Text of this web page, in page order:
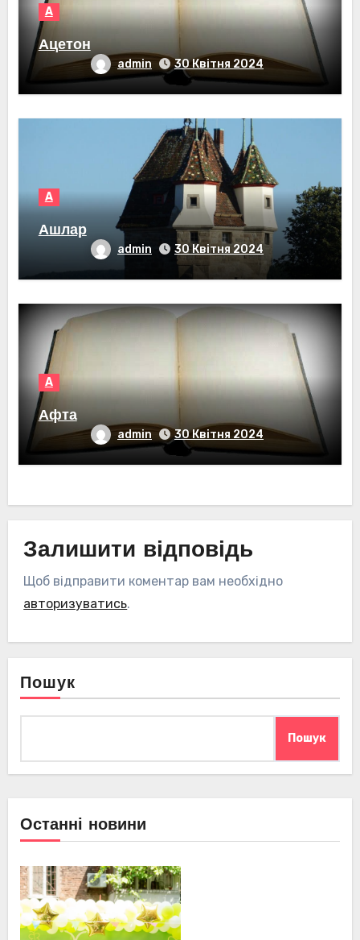
А
Ацетон
admin 30 Квітня 2024
А
Ашлар
admin 30 Квітня 2024
А
Афта
admin 30 Квітня 2024
Залишити відповідь
Щоб відправити коментар вам необхідно
авторизуватись.
Пошук
Пошук
Останні новини